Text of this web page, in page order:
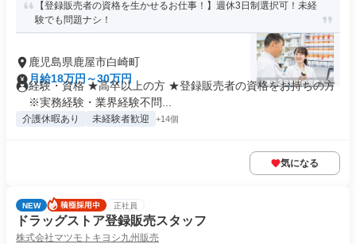
【登録販売者の資格を生かせるお仕事！】週休3日制選択可！未経
験でも問題ナシ！
鹿児島県鹿屋市白崎町
月給18万円～30万円
経験・資格 ★高卒以上の方 ★登録販売者の資格をお持ちの方
※実務経験・業界経験不問...
介護休暇あり 未経験者歓迎 +14個
気になる
NEW 正社員
ドラッグストア登録販売スタッフ
株式会社マツモトキヨシ九州販売